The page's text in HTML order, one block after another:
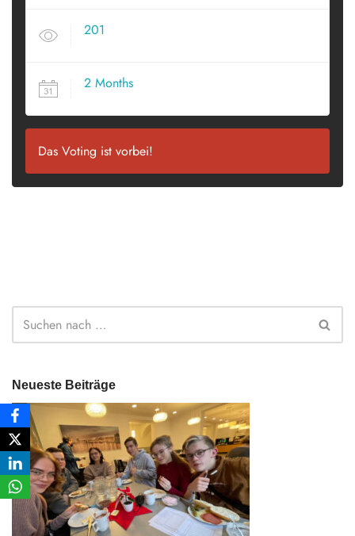
201
2 Months
Das Voting ist vorbei!
Neueste Beiträge